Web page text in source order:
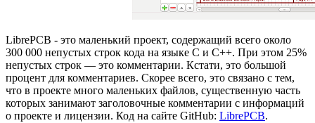
LibrePCB - это маленький проект, содержащий всего около
300 000 непустых строк кода на языке C и C++. При этом 25%
непустых строк — это комментарии. Кстати, это большой
процент для комментариев. Скорее всего, это связано с тем,
что в проекте много маленьких файлов, существенную часть
которых занимают заголовочные комментарии с информаций
о проекте и лицензии. Код на сайте GitHub: LibrePCB.